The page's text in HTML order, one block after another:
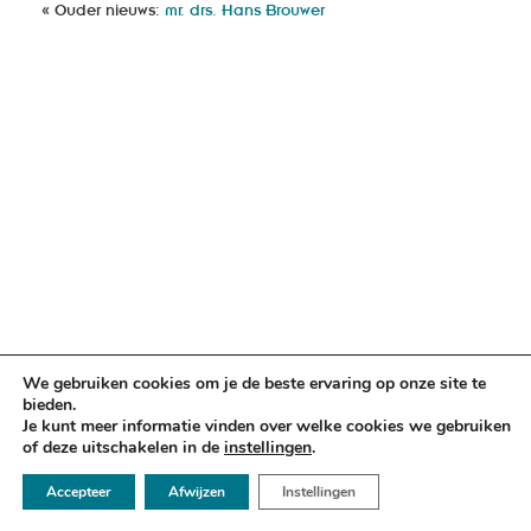
« Ouder nieuws: mr. drs. Hans Brouwer
✉ info@argusadvocaten.nl
We gebruiken cookies om je de beste ervaring op onze site te
bieden.
Je kunt meer informatie vinden over welke cookies we gebruiken
of deze uitschakelen in de instellingen.
Accepteer Afwijzen Instellingen